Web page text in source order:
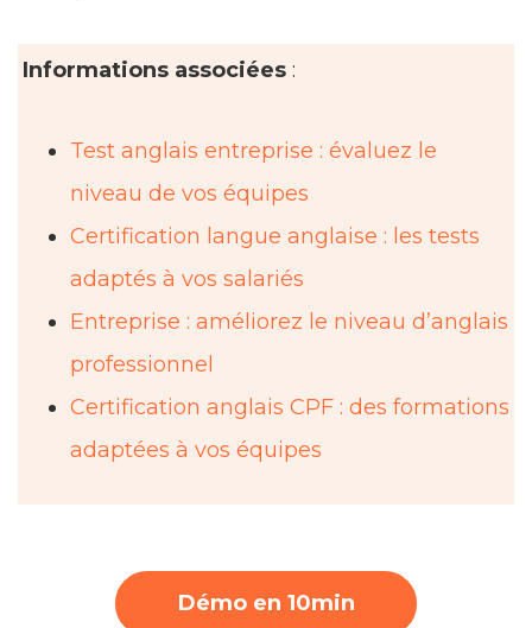
Informations associées :
Test anglais entreprise : évaluez le
niveau de vos équipes
Certification langue anglaise : les tests
adaptés à vos salariés
Entreprise : améliorez le niveau d’anglais
professionnel
Certification anglais CPF : des formations
adaptées à vos équipes
Démo en 10min